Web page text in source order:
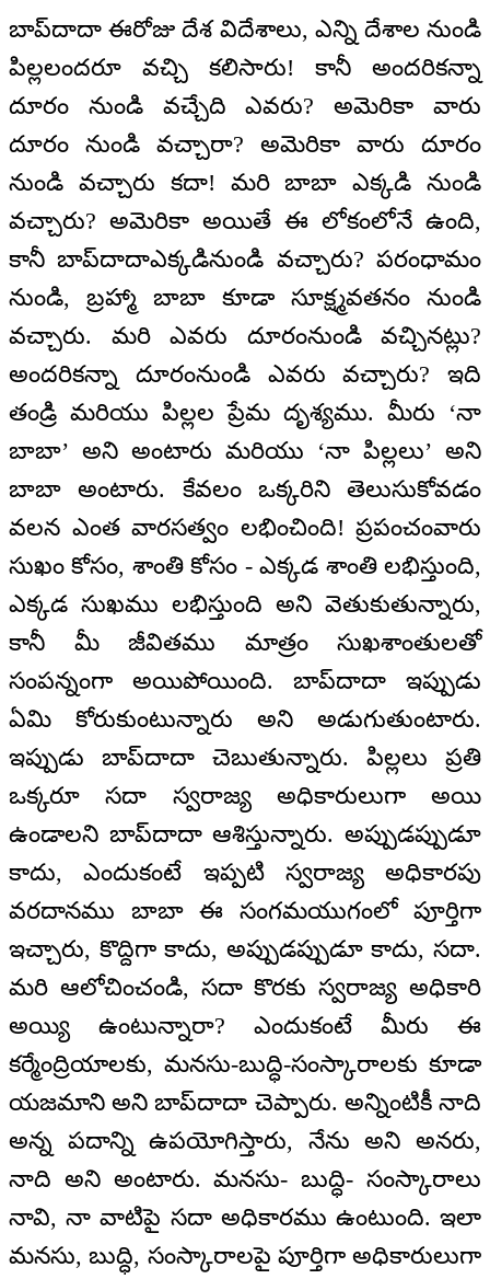
బాప్‌దాదా ఈరోజు దేశ విదేశాలు, ఎన్ని దేశాల నుండి
పిల్లలందరూ వచ్చి కలిసారు! కానీ అందరికన్నా
దూరం నుండి వచ్చేది ఎవరు? అమెరికా వారు
దూరం నుండి వచ్చారా? అమెరికా వారు దూరం
నుండి వచ్చారు కదా! మరి బాబా ఎక్కడి నుండి
వచ్చారు? అమెరికా అయితే ఈ లోకంలోనే ఉంది,
కానీ బాప్‌దాదాఎక్కడినుండి వచ్చారు? పరంధామం
నుండి, బ్రహ్మా బాబా కూడా సూక్ష్మవతనం నుండి
వచ్చారు. మరి ఎవరు దూరంనుండి వచ్చినట్లు?
అందరికన్నా దూరంనుండి ఎవరు వచ్చారు? ఇది
తండ్రి మరియు పిల్లల ప్రేమ దృశ్యము. మీరు ‘నా
బాబా’ అని అంటారు మరియు ‘నా పిల్లలు’ అని
బాబా అంటారు. కేవలం ఒక్కరిని తెలుసుకోవడం
వలన ఎంత వారసత్వం లభించింది! ప్రపంచంవారు
సుఖం కోసం, శాంతి కోసం - ఎక్కడ శాంతి లభిస్తుంది,
ఎక్కడ సుఖము లభిస్తుంది అని వెతుకుతున్నారు,
కానీ మీ జీవితము మాత్రం సుఖశాంతులతో
సంపన్నంగా అయిపోయింది. బాప్‌దాదా ఇప్పుడు
ఏమి కోరుకుంటున్నారు అని అడుగుతుంటారు.
ఇప్పుడు బాప్‌దాదా చెబుతున్నారు. పిల్లలు ప్రతి
ఒక్కరూ సదా స్వరాజ్య అధికారులుగా అయి
ఉండాలని బాప్‌దాదా ఆశిస్తున్నారు. అప్పుడప్పుడూ
కాదు, ఎందుకంటే ఇప్పటి స్వరాజ్య అధికారపు
వరదానము బాబా ఈ సంగమయుగంలో పూర్తిగా
ఇచ్చారు, కొద్దిగా కాదు, అప్పుడప్పుడూ కాదు, సదా.
మరి ఆలోచించండి, సదా కొరకు స్వరాజ్య అధికారి
అయ్యి ఉంటున్నారా? ఎందుకంటే మీరు ఈ
కర్మేంద్రియాలకు, మనసు-బుద్ధి-సంస్కారాలకు కూడా
యజమాని అని బాప్‌దాదా చెప్పారు. అన్నింటికీ నాది
అన్న పదాన్ని ఉపయోగిస్తారు, నేను అని అనరు,
నాది అని అంటారు. మనసు- బుద్ధి- సంస్కారాలు
నావి, నా వాటిపై సదా అధికారము ఉంటుంది. ఇలా
మనసు, బుద్ధి, సంస్కారాలపై పూర్తిగా అధికారులుగా